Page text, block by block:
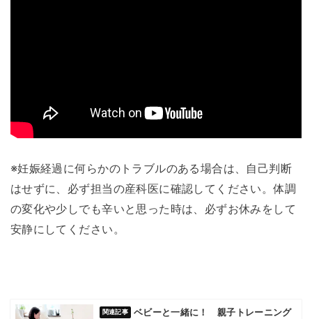
※妊娠経過に何らかのトラブルのある場合は、自己判断
はせずに、必ず担当の産科医に確認してください。体調
の変化や少しでも辛いと思った時は、必ずお休みをして
安静にしてください。
ベビーと一緒に！ 親子トレーニング